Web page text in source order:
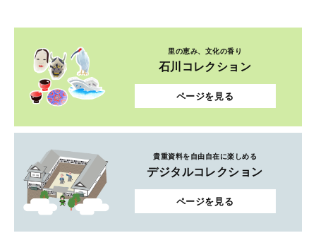
里の恵み、文化の香り
石川コレクション
ページを見る
貴重資料を自由自在に楽しめる
デジタルコレクション
ページを見る